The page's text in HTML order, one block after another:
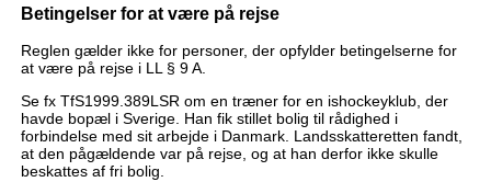
Betingelser for at være på rejse
Reglen gælder ikke for personer, der opfylder betingelserne for
at være på rejse i LL § 9 A.
Se fx TfS1999.389LSR om en træner for en ishockeyklub, der
havde bopæl i Sverige. Han fik stillet bolig til rådighed i
forbindelse med sit arbejde i Danmark. Landsskatteretten fandt,
at den pågældende var på rejse, og at han derfor ikke skulle
beskattes af fri bolig.